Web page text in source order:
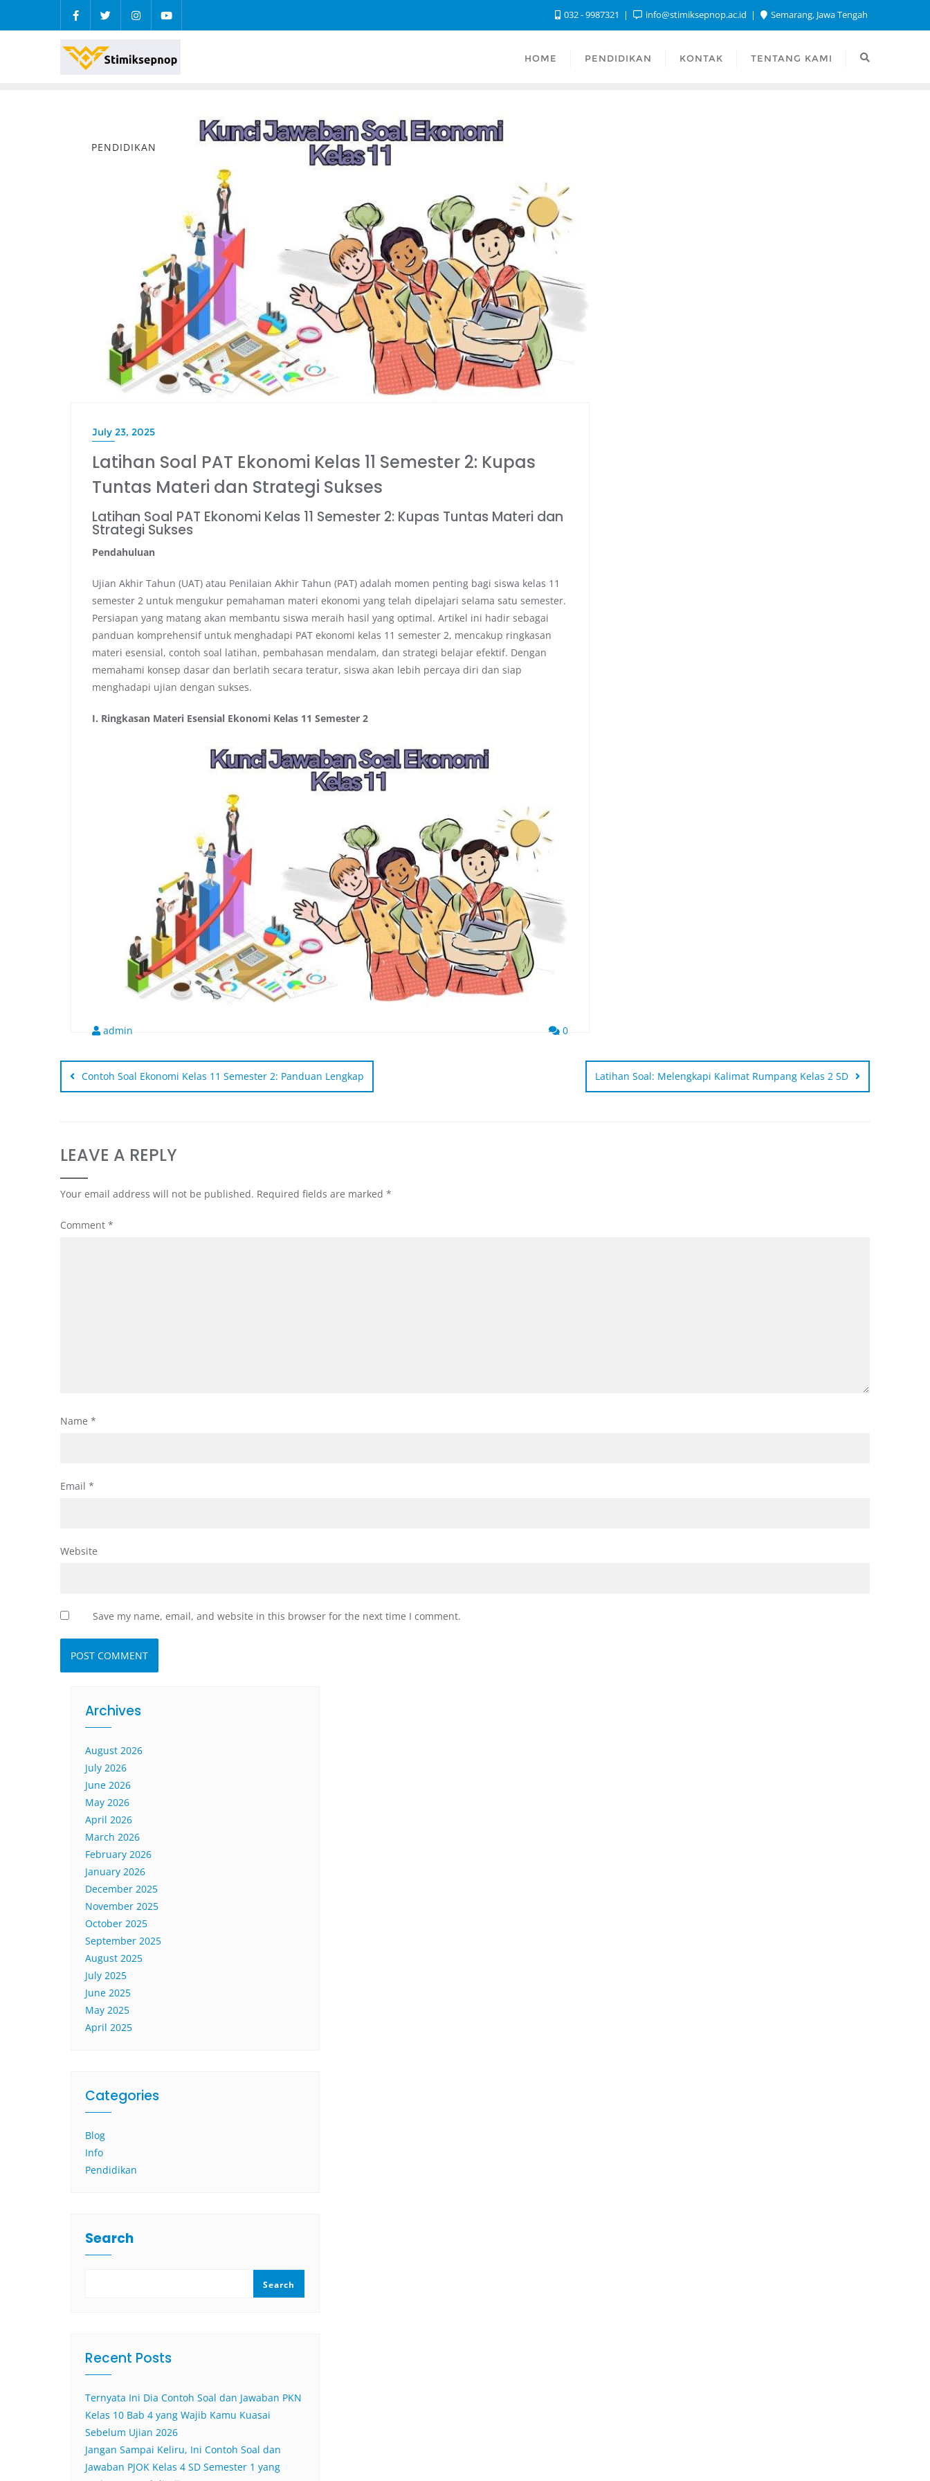
032 - 9987321 info@stimiksepnop.ac.id Semarang, Jawa Tengah
HOME PENDIDIKAN KONTAK TENTANG KAMI
PENDIDIKAN
July 23, 2025
Latihan Soal PAT Ekonomi Kelas 11 Semester 2: Kupas
Tuntas Materi dan Strategi Sukses
Latihan Soal PAT Ekonomi Kelas 11 Semester 2: Kupas Tuntas Materi dan
Strategi Sukses
Pendahuluan
Ujian Akhir Tahun (UAT) atau Penilaian Akhir Tahun (PAT) adalah momen penting bagi siswa kelas 11
semester 2 untuk mengukur pemahaman materi ekonomi yang telah dipelajari selama satu semester.
Persiapan yang matang akan membantu siswa meraih hasil yang optimal. Artikel ini hadir sebagai
panduan komprehensif untuk menghadapi PAT ekonomi kelas 11 semester 2, mencakup ringkasan
materi esensial, contoh soal latihan, pembahasan mendalam, dan strategi belajar efektif. Dengan
memahami konsep dasar dan berlatih secara teratur, siswa akan lebih percaya diri dan siap
menghadapi ujian dengan sukses.
I. Ringkasan Materi Esensial Ekonomi Kelas 11 Semester 2
admin 0
Contoh Soal Ekonomi Kelas 11 Semester 2: Panduan Lengkap Latihan Soal: Melengkapi Kalimat Rumpang Kelas 2 SD
LEAVE A REPLY
Your email address will not be published. Required fields are marked *
Comment *
Name *
Email *
Website
Save my name, email, and website in this browser for the next time I comment.
Archives
August 2026
July 2026
June 2026
May 2026
April 2026
March 2026
February 2026
January 2026
December 2025
November 2025
October 2025
September 2025
August 2025
July 2025
June 2025
May 2025
April 2025
Categories
Blog
Info
Pendidikan
Search
Search
Recent Posts
Ternyata Ini Dia Contoh Soal dan Jawaban PKN
Kelas 10 Bab 4 yang Wajib Kamu Kuasai
Sebelum Ujian 2026
Jangan Sampai Keliru, Ini Contoh Soal dan
Jawaban PJOK Kelas 4 SD Semester 1 yang